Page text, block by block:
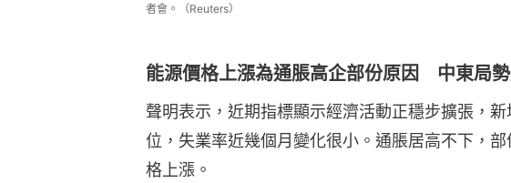
者會。（Reuters）
能源價格上漲為通脹高企部份原因 中東局
聲明表示，近期指標顯示經濟活動正穩步擴張，
位，失業率近幾個月變化很小。通脹居高不下，
格上漲。